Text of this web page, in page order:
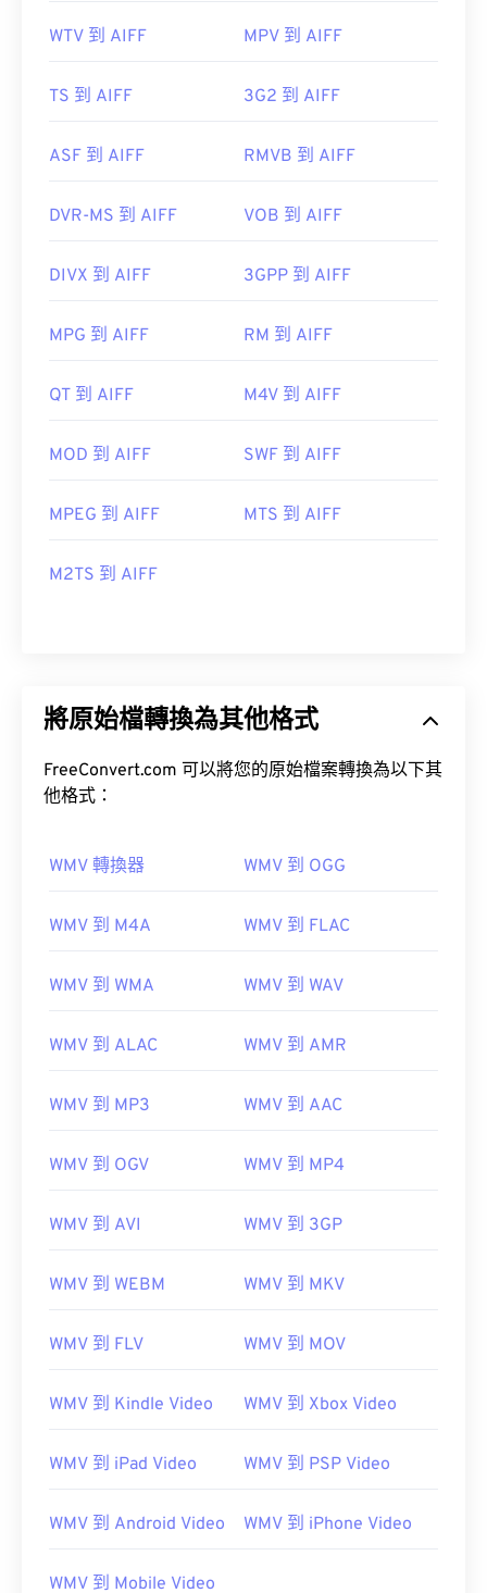
00 00 00 00
00 00 00 00
WTV 到 AIFF MPV 到 AIFF
TS 到 AIFF 3G2 到 AIFF
ASF 到 AIFF RMVB 到 AIFF
DVR-MS 到 AIFF VOB 到 AIFF
DIVX 到 AIFF 3GPP 到 AIFF
MPG 到 AIFF RM 到 AIFF
QT 到 AIFF M4V 到 AIFF
MOD 到 AIFF SWF 到 AIFF
MPEG 到 AIFF MTS 到 AIFF
M2TS 到 AIFF
將原始檔轉換為其他格式
FreeConvert.com 可以將您的原始檔案轉換為以下其
他格式：
WMV 轉換器 WMV 到 OGG
WMV 到 M4A WMV 到 FLAC
WMV 到 WMA WMV 到 WAV
WMV 到 ALAC WMV 到 AMR
WMV 到 MP3 WMV 到 AAC
WMV 到 OGV WMV 到 MP4
WMV 到 AVI WMV 到 3GP
WMV 到 WEBM WMV 到 MKV
WMV 到 FLV WMV 到 MOV
WMV 到 Kindle Video WMV 到 Xbox Video
WMV 到 iPad Video WMV 到 PSP Video
WMV 到 Android Video WMV 到 iPhone Video
WMV 到 Mobile Video